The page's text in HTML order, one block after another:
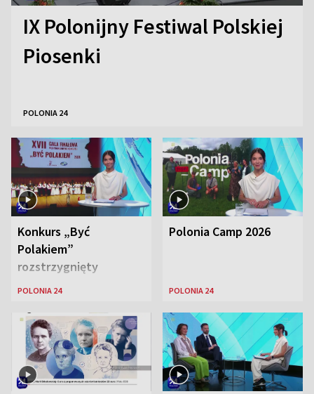
IX Polonijny Festiwal Polskiej
Piosenki
POLONIA 24
Konkurs „Być
Polakiem”
rozstrzygnięty
POLONIA 24
Polonia Camp 2026
POLONIA 24